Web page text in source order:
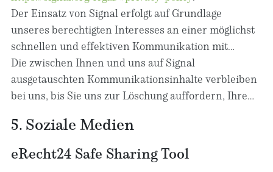
(z. B. Auth Tokens, Keys, Push Tokens).
Der Einsatz von Signal erfolgt auf Grundlage
unseres berechtigten Interesses an einer möglichst
schnellen und effektiven Kommunikation mit
Kunden, Interessenten und sonstigen Geschäfts-
und Vertragspartnern (Art. 6 Abs. 1 lit. f DSGVO).
Sofern eine entsprechende Einwilligung abgefragt
auf Grundlage der Einwilligung; diese ist jederzeit
mit Wirkung für die Zukunft widerrufbar.
Die zwischen Ihnen und uns auf Signal
ausgetauschten Kommunikationsinhalte verbleiben
bei uns, bis Sie uns zur Löschung auffordern, Ihre
Zweck für die Datenspeicherung entfällt (z. B. nach
abgeschlossener Bearbeitung Ihrer Anfrage).
Zwingende gesetzliche Bestimmungen –
5. Soziale Medien
eRecht24 Safe Sharing Tool